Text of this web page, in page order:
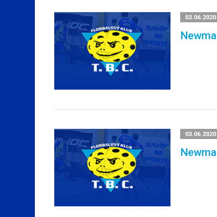
03.06.2020
03.06.2020